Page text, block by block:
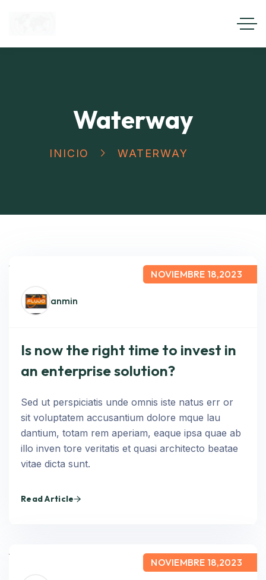
Waterway
INICIO WATERWAY
anmin
NOVIEMBRE 18,2023
Is now the right time to invest in
an enterprise solution?
Sed ut perspiciatis unde omnis iste natus err or
sit voluptatem accusantium dolore mque lau
dantium, totam rem aperiam, eaque ipsa quae ab
illo inven tore veritatis et quasi architecto beatae
vitae dicta sunt.
Read Article
NOVIEMBRE 18,2023